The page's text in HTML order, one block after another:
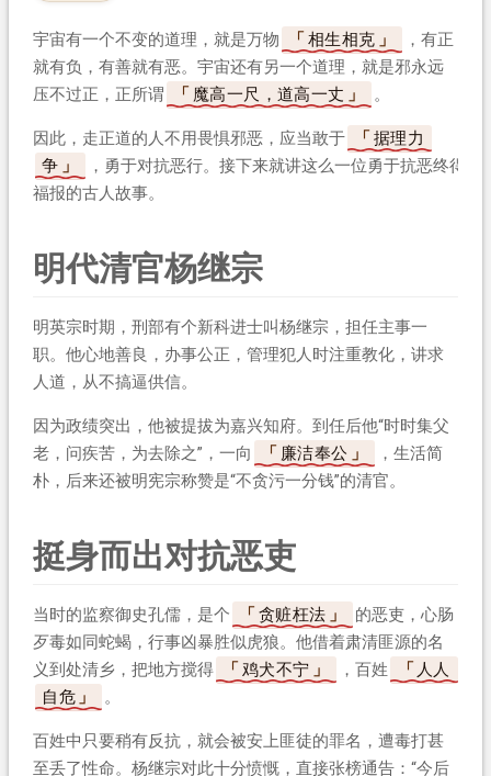
宇宙有一个不变的道理，就是万物 相生相克
，有正
就有负，有善就有恶。宇宙还有另一个道理，就是邪永远
压不过正，正所谓
魔高一尺，道高一丈 。
因此，走正道的人不用畏惧邪恶，应当敢于
据理力
争
，勇于对抗恶行。接下来就讲这么一位勇于抗恶终得
福报的古人故事。
明代清官杨继宗
明英宗时期，刑部有个新科进士叫杨继宗，担任主事一
职。他心地善良，办事公正，管理犯人时注重教化，讲求
人道，从不搞逼供信。
因为政绩突出，他被提拔为嘉兴知府。到任后他“时时集父
老，问疾苦，为去除之”，一向
廉洁奉公
，生活简
朴，后来还被明宪宗称赞是“不贪污一分钱”的清官。
挺身而出对抗恶吏
当时的监察御史孔儒，是个 贪赃枉法
的恶吏，心肠
歹毒如同蛇蝎，行事凶暴胜似虎狼。他借着肃清匪源的名
义到处清乡，把地方搅得
鸡犬不宁 ，百姓
人人
自危
。
百姓中只要稍有反抗，就会被安上匪徒的罪名，遭毒打甚
至丢了性命。杨继宗对此十分愤慨，直接张榜通告：“今后